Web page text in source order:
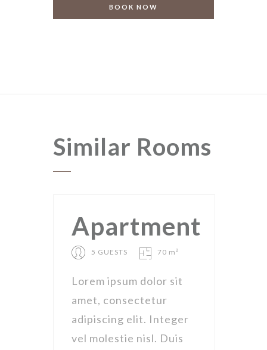
Similar Rooms
Apartment
5 GUESTS 70 m²
Lorem ipsum dolor sit
amet, consectetur
adipiscing elit. Integer
vel molestie nisl. Duis